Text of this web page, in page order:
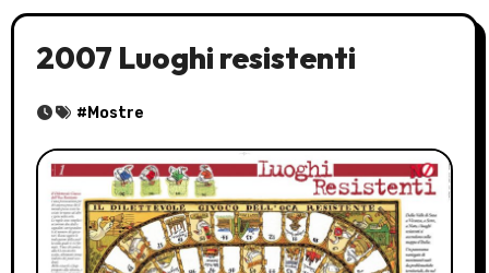
2007 Luoghi resistenti
# Mostre